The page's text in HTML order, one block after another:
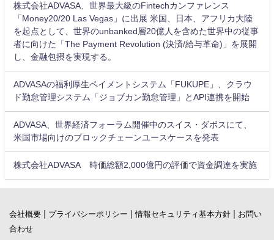
株式会社ADVASA、世界最大級のFintechカンファレンス
「Money20/20 Las Vegas」に出展 米国、日本、アフリカ大陸
を起点として、世界のunbanked層20億人を含めた世界中の従事
者に向けた「The Payment Revolution (決済/給与革命)」を展開
し、金融包摂を実現する。
ADVASAの福利厚生ペイメントシステム「FUKUPE」、クラウ
ド勤怠管理システム「ジョブカン勤怠管理」とAPI連携を開始
ADVASA、世界経済フォーラム開催中のスイス・ダボスにて、
米国市場向けのブロックチェーンユースケースを発表
株式会社ADVASA 時価総額2,000億円の評価で資金調達を実施
会社概要 | プライバシーポリシー |情報セキュリティ基本方針 | お問い
合わせ